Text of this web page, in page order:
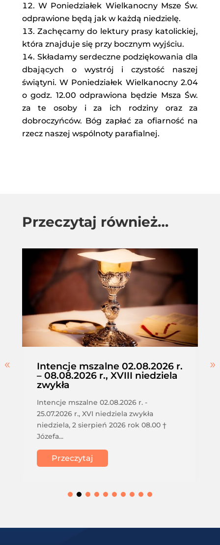
W Poniedziałek Wielkanocny Msze Św.
odprawione będą jak w każdą niedzielę.
Zachęcamy do lektury prasy katolickiej,
która znajduje się przy bocznym wyjściu.
Składamy serdeczne podziękowania dla
dbających o wystrój i czystość naszej
świątyni. W Poniedziałek Wielkanocny 2.04
o godz. 12.00 odprawiona będzie Msza Św.
za te osoby i za ich rodziny oraz za
dobroczyńców. Bóg zapłać za ofiarność na
rzecz naszej wspólnoty parafialnej.
Przeczytaj również…
Intencje mszalne 02.08.2026 r.
– 08.08.2026 r., XVIII niedziela
zwykła
Intencje mszalne 02.08.2026 r. -
25.07.2026 r., XVI niedziela zwykła
niedziela, 2 sierpień 2026 rok 08.00 †
Józefa...
Przeczytaj